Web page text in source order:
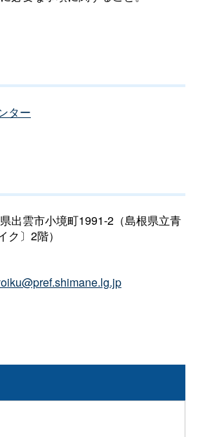
ター
出雲市小境町1991-2（島根県立青
ク〕2階）